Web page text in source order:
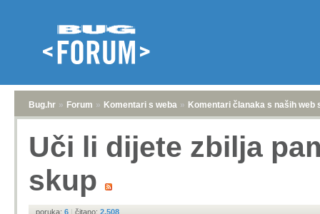
Bug.hr » Forum » Komentari s weba » Komentari članaka s naših web
Uči li dijete zbilja
skup
poruka: 6 | čitano: 2.508